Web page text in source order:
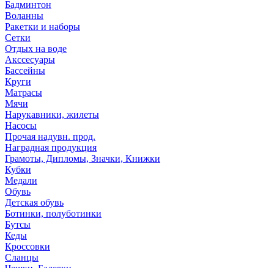
Бадминтон
Воланны
Ракетки и наборы
Сетки
Отдых на воде
Акссесуары
Бассейны
Круги
Матрасы
Мячи
Нарукавники, жилеты
Насосы
Прочая надувн. прод.
Наградная продукция
Грамоты, Дипломы, Значки, Книжки
Кубки
Медали
Обувь
Детская обувь
Ботинки, полуботинки
Бутсы
Кеды
Кроссовки
Сланцы